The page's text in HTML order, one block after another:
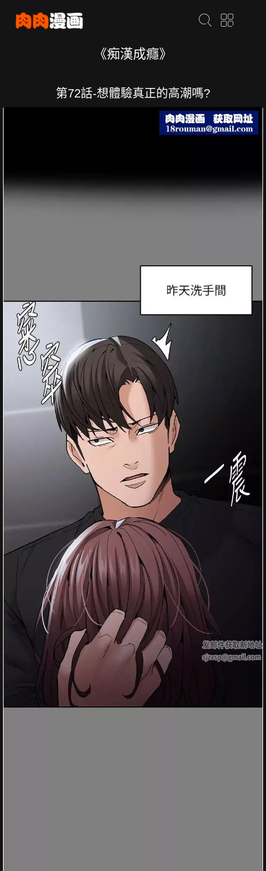
《痴漢成癮》
第72話-想體驗真正的高潮嗎?